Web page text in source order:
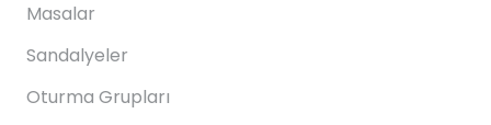
Masalar
Sandalyeler
Oturma Grupları